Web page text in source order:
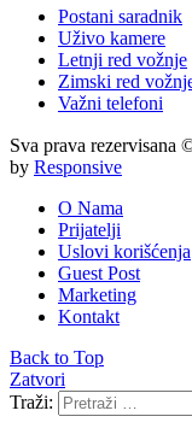
Postani saradnik
Uživo kamere
Letnji red vožnje
Zimski red
Važni telefoni
Sva prava
by Responsive
O Nama
Prijatelji
Uslovi korišćenja
Guest Post
Marketing
Kontakt
Back to Top
Zatvori
Traži: